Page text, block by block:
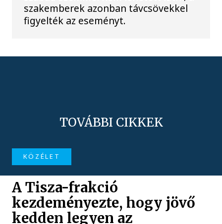
szakemberek azonban távcsövekkel
figyelték az eseményt.
TOVÁBBI CIKKEK
KÖZÉLET
A Tisza-frakció
kezdeményezte, hogy jövő
kedden legyen az